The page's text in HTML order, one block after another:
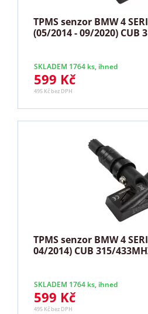
TPMS senzor BMW 4
(05/2014 - 09/2020) CUB
SKLADEM 1764 ks, ihned
599 Kč
495 Kč bez DPH
TPMS senzor BMW 4
04/2014) CUB 315/
SKLADEM 1764 ks, ihned
599 Kč
495 Kč bez DPH